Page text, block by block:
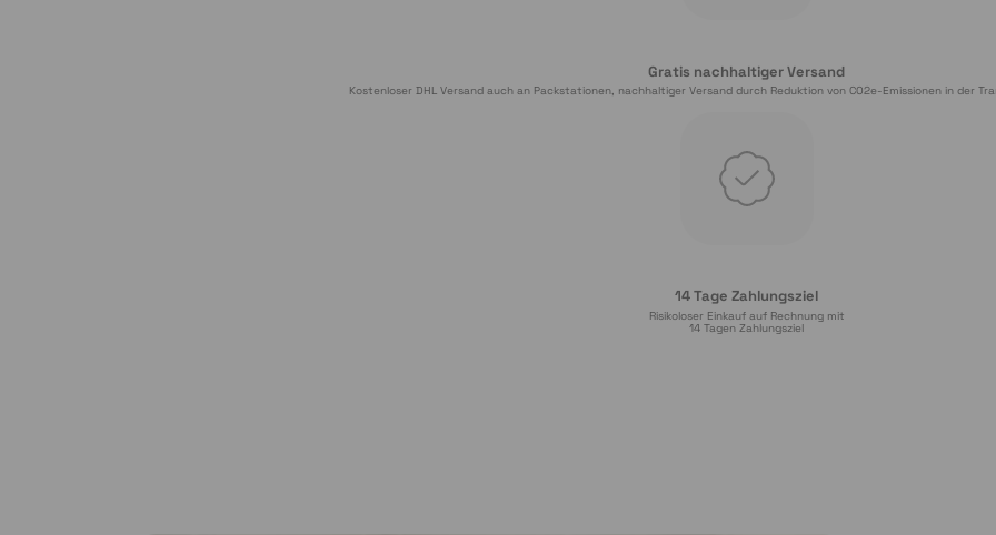
Gratis nachhaltiger Versand
Kostenloser DHL Versand auch an Packstationen, nachhaltiger Versand durch Reduktion von CO2e-Emissionen in der
14 Tage Zahlungsziel
Risikoloser Einkauf auf Rechnung mit
14 Tagen Zahlungsziel